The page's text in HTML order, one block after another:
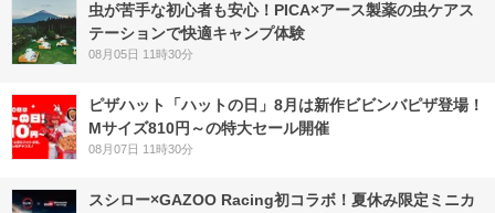
虫が苦手な初心者も安心！PICA×アース製薬の虫ケアス
テーションで快適キャンプ体験
08月05日 11時30分
ピザハット「ハットの日」8月は新作ビビンバピザ登場！
Mサイズ810円～の特大セール開催
08月07日 11時30分
スシロー×GAZOO Racing初コラボ！夏休み限定ミニカ